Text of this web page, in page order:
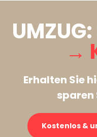
UMZUG:
→
Erhalten Sie
sparen
Kostenlos &